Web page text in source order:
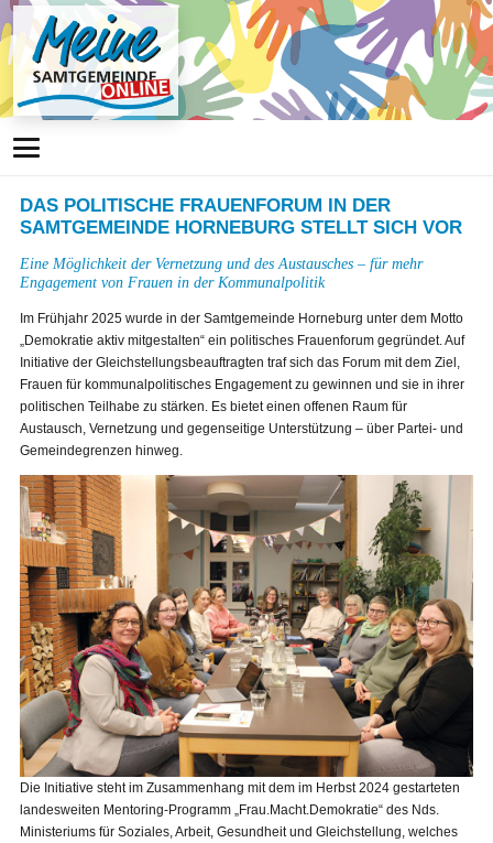
DAS POLITISCHE FRAUENFORUM IN DER
SAMTGEMEINDE HORNEBURG STELLT SICH VOR
Eine Möglichkeit der Vernetzung und des Austausches – für mehr
Engagement von Frauen in der Kommunalpolitik
Im Frühjahr 2025 wurde in der Samtgemeinde Horneburg unter dem Motto
„Demokratie aktiv mitgestalten“ ein politisches Frauenforum gegründet. Auf
Initiative der Gleichstellungsbeauftragten traf sich das Forum mit dem Ziel,
Frauen für kommunalpolitisches Engagement zu gewinnen und sie in ihrer
politischen Teilhabe zu stärken. Es bietet einen offenen Raum für
Austausch, Vernetzung und gegenseitige Unterstützung – über Partei- und
Gemeindegrenzen hinweg.
Die Initiative steht im Zusammenhang mit dem im Herbst 2024 gestarteten
landesweiten Mentoring-Programm „Frau.Macht.Demokratie“ des Nds.
Ministeriums für Soziales, Arbeit, Gesundheit und Gleichstellung, welches